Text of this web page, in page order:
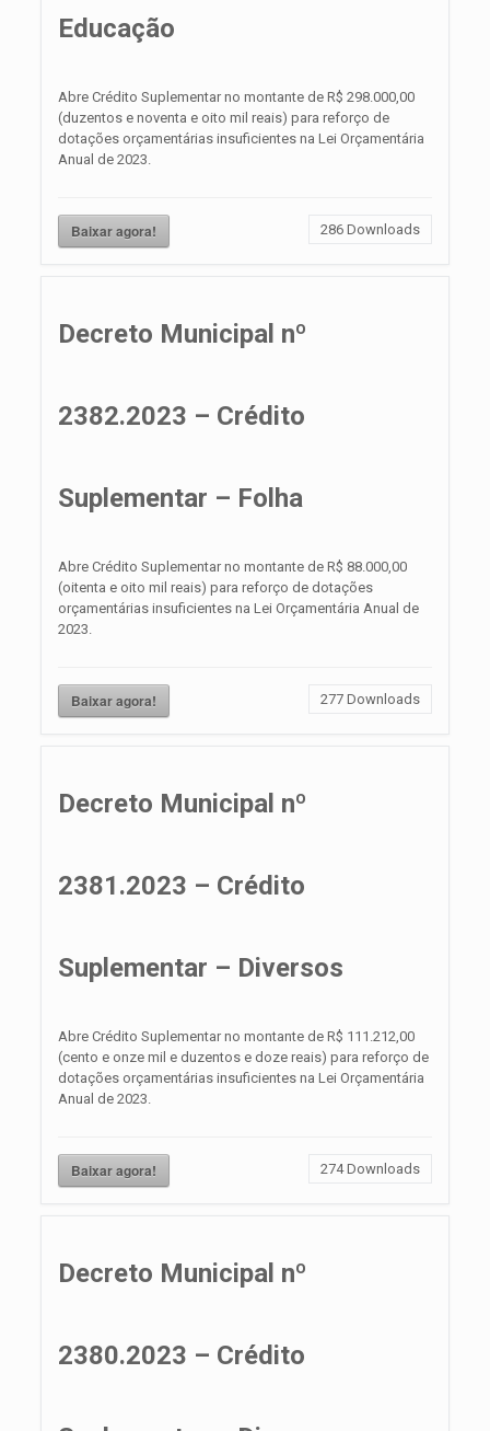
Educação
Abre Crédito Suplementar no montante de R$ 298.000,00
(duzentos e noventa e oito mil reais) para reforço de
dotações orçamentárias insuficientes na Lei Orçamentária
Anual de 2023.
Baixar agora! 286 Downloads
Decreto Municipal nº
2382.2023 – Crédito
Suplementar – Folha
Abre Crédito Suplementar no montante de R$ 88.000,00
(oitenta e oito mil reais) para reforço de dotações
orçamentárias insuficientes na Lei Orçamentária Anual de
2023.
Baixar agora! 277 Downloads
Decreto Municipal nº
2381.2023 – Crédito
Suplementar – Diversos
Abre Crédito Suplementar no montante de R$ 111.212,00
(cento e onze mil e duzentos e doze reais) para reforço de
dotações orçamentárias insuficientes na Lei Orçamentária
Anual de 2023.
Baixar agora! 274Downloads
Decreto Municipal nº
2380.2023 – Crédito